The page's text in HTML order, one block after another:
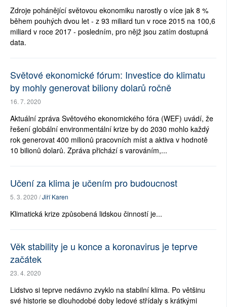
Zdroje pohánějící světovou ekonomiku narostly o více jak 8 %
během pouhých dvou let - z 93 miliard tun v roce 2015 na 100,6
miliard v roce 2017 - posledním, pro nějž jsou zatím dostupná
data.
Světové ekonomické fórum: Investice do klimatu
by mohly generovat biliony dolarů ročně
16. 7. 2020
Aktuální zpráva Světového ekonomického fóra (WEF) uvádí, že
řešení globální environmentální krize by do 2030 mohlo každý
rok generovat 400 milionů pracovních míst a aktiva v hodnotě
10 bilionů dolarů. Zpráva přichází s varováním,...
Učení za klima je učením pro budoucnost
5. 3. 2020 /Jiří Karen
Klimatická krize způsobená lidskou činností je...
Věk stability je u konce a koronavirus je teprve
začátek
23. 4. 2020
Lidstvo si teprve nedávno zvyklo na stabilní klima. Po většinu
své historie se dlouhodobé doby ledové střídaly s krátkými